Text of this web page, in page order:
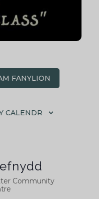
FANYLION
CALENDR
Community